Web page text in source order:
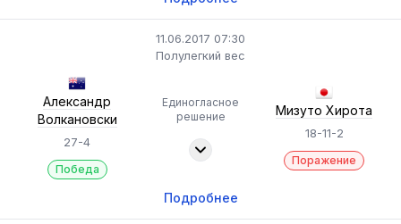
11.06.2017 07:30
Полулегкий вес
Александр
Волкановски
27-4
Победа
Единогласное
решение
Мизуто Хирота
18-11-2
Поражение
Подробнее